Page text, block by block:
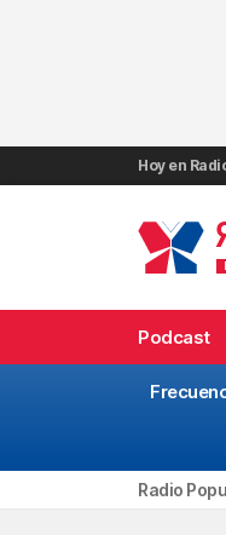
Hoy en
Podcast
Radio